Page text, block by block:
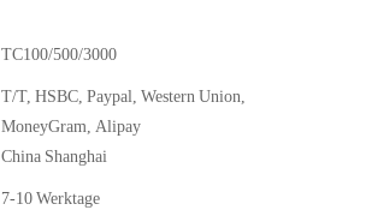
TC100/500/3000
T/T, HSBC, Paypal, Western Union,
MoneyGram, Alipay
China Shanghai
7-10 Werktage